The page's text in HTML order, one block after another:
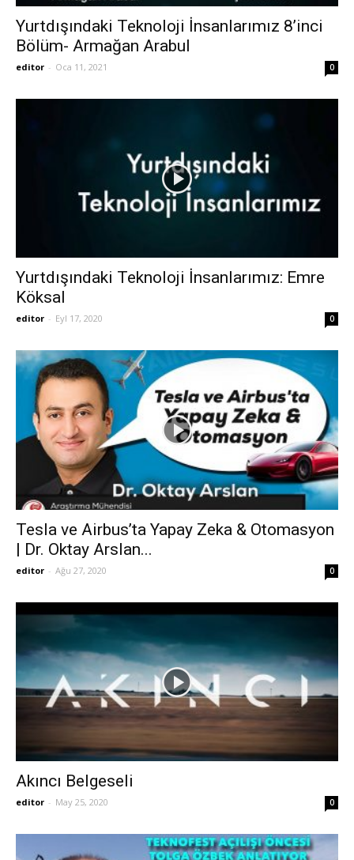
Yurtdışındaki Teknoloji İnsanlarımız 8’inci
Bölüm- Armağan Arabul
editor - Oca 11, 2021 0
Yurtdışındaki Teknoloji İnsanlarımız: Emre
Köksal
editor - Eyl 17, 2020 0
Tesla ve Airbus’ta Yapay Zeka & Otomasyon
| Dr. Oktay Arslan...
editor - Ağu 27, 2020 0
Akıncı Belgeseli
editor - May 25, 2020 0